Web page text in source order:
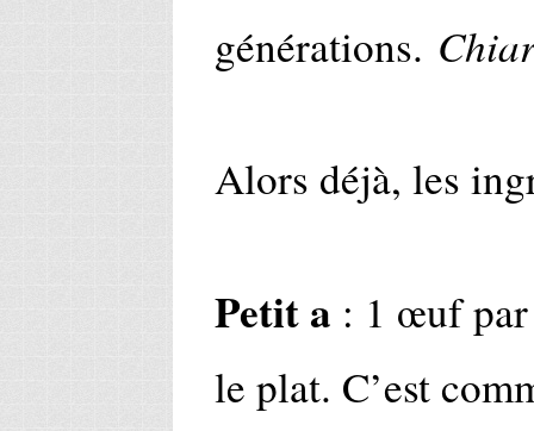
générations.
Alors déjà, les
Petit a : 1 œuf
le plat. C’est